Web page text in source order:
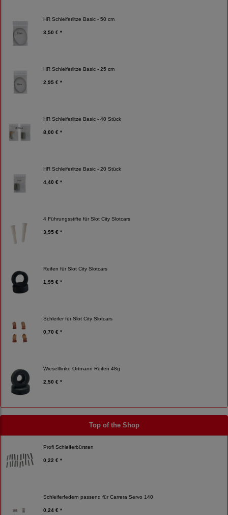
HR Schleiferlitze Basic - 50 cm
3,50 € *
HR Schleiferlitze Basic - 25 cm
2,95 € *
HR Schleiferlitze Basic - 40 Stück
8,00 € *
HR Schleiferlitze Basic - 20 Stück
4,40 € *
4 Führungsstifte für Slot City Slotcars
3,95 € *
Reifen für Slot City Slotcars
1,95 € *
Schleifer für Slot City Slotcars
0,70 € *
Wieselflinke Ortmann Reifen 48g
2,50 € *
Top of the Shop
Profi Schleiferbürsten
0,22 € *
Schleiferfedern passend für Carrera Servo 140
0,24 € *